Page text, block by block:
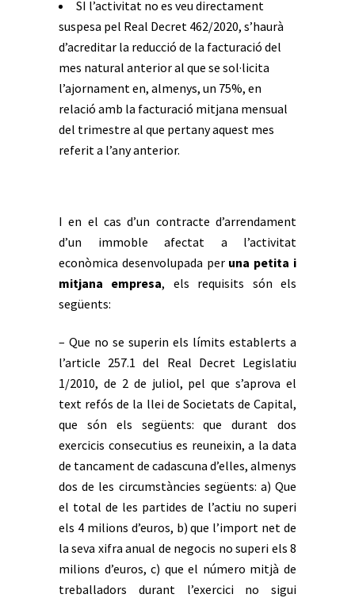
SI l’activitat no es veu directament
suspesa pel Real Decret 462/2020, s’haurà
d’acreditar la reducció de la facturació del
mes natural anterior al que se sol·licita
l’ajornament en, almenys, un 75%, en
relació amb la facturació mitjana mensual
del trimestre al que pertany aquest mes
referit a l’any anterior.
I en el cas d’un contracte d’arrendament
d’un immoble afectat a l’activitat
econòmica desenvolupada per una petita i
mitjana empresa, els requisits són els
següents:
– Que no se superin els límits establerts a
l’article 257.1 del Real Decret Legislatiu
1/2010, de 2 de juliol, pel que s’aprova el
text refós de la llei de Societats de Capital,
que són els següents: que durant dos
exercicis consecutius es reuneixin, a la data
de tancament de cadascuna d’elles, almenys
dos de les circumstàncies següents: a) Que
el total de les partides de l’actiu no superi
els 4 milions d’euros, b) que l’import net de
la seva xifra anual de negocis no superi els 8
milions d’euros, c) que el número mitjà de
treballadors durant l’exercici no sigui